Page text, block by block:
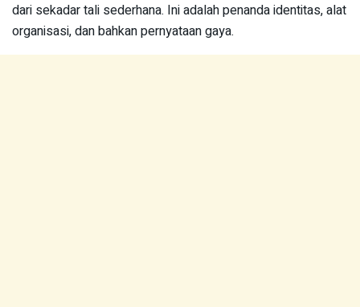
dari sekadar tali sederhana. Ini adalah penanda identitas, alat
organisasi, dan bahkan pernyataan gaya.